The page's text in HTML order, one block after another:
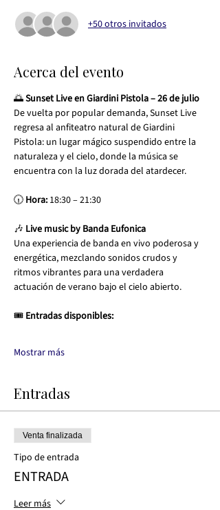
+50 otros invitados
Acerca del evento
🌅 Sunset Live en Giardini Pistola – 26 de julio
De vuelta por popular demanda, Sunset Live
regresa al anfiteatro natural de Giardini
Pistola: un lugar mágico suspendido entre la
naturaleza y el cielo, donde la música se
encuentra con la luz dorada del atardecer.
🕡 Hora: 18:30 – 21:30
🎶 Live music by Banda Eufonica
Una experiencia de banda en vivo poderosa y
energética, mezclando sonidos crudos y
ritmos vibrantes para una verdadera
actuación de verano bajo el cielo abierto.
🎟 Entradas disponibles:
Mostrar más
Entradas
Venta finalizada
Tipo de entrada
ENTRADA
Leer más